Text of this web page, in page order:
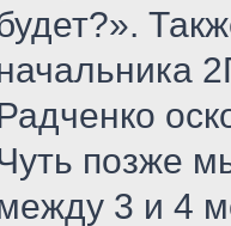
позже
3 и 4